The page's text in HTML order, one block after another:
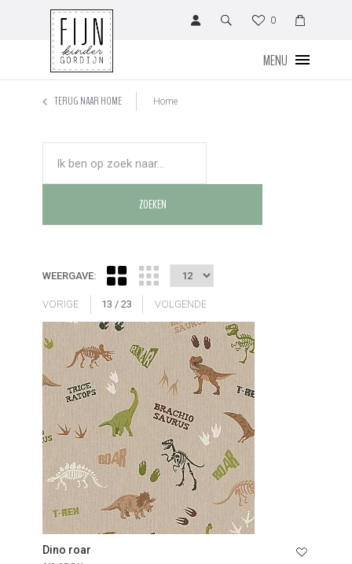
0
MENU
TERUG NAAR HOME Home
WEERGAVE:
VORIGE 13 / 23 VOLGENDE
Dino roar